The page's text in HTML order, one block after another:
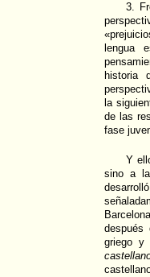
3.
lengua
historia
la
de las
fase
Y
sino a
después
griego y